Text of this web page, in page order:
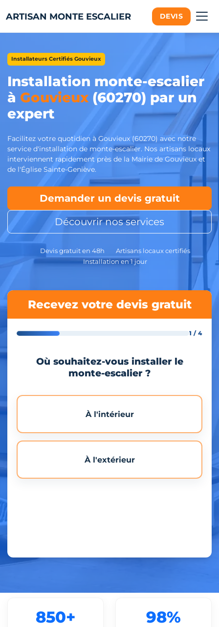
ARTISAN MONTE ESCALIER DEVIS
Installateurs Certifiés Gouvieux
Installation monte-escalier
à Gouvieux(60270) par un
expert
Facilitez votre quotidien à Gouvieux (60270) avec notre
service d'installation de monte-escalier. Nos artisans locaux
interviennent rapidement près de la Mairie de Gouvieux et
de l'Église Sainte-Geniève.
Demander un devis gratuit
Découvrir nos services
Devis gratuit en 48h
Artisans locaux certifiés
Installation en 1 jour
Recevez votre devis gratuit
1 / 4
Où souhaitez-vous installer le
monte-escalier ?
À l'intérieur
À l'extérieur
850+ 98%